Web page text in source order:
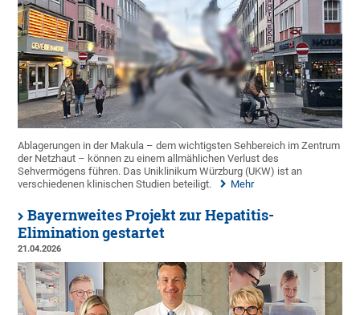
Ablagerungen in der Makula – dem wichtigsten Sehbereich im Zentrum
der Netzhaut – können zu einem allmählichen Verlust des
Sehvermögens führen. Das Uniklinikum Würzburg (UKW) ist an
verschiedenen klinischen Studien beteiligt.
Mehr
Bayernweites Projekt zur Hepatitis-
Elimination gestartet
21.04.2026